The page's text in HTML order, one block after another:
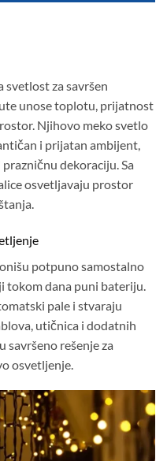
svetlost za savršen
unose toplotu, prijatnost
Njihovo meko svetlo
i prijatan ambijent,
dekoraciju. Sa
osvetljavaju prostor
potpuno samostalno
tokom dana puni bateriju.
pale i stvaraju
utičnica i dodatnih
savršeno rešenje za
osvetljenje.